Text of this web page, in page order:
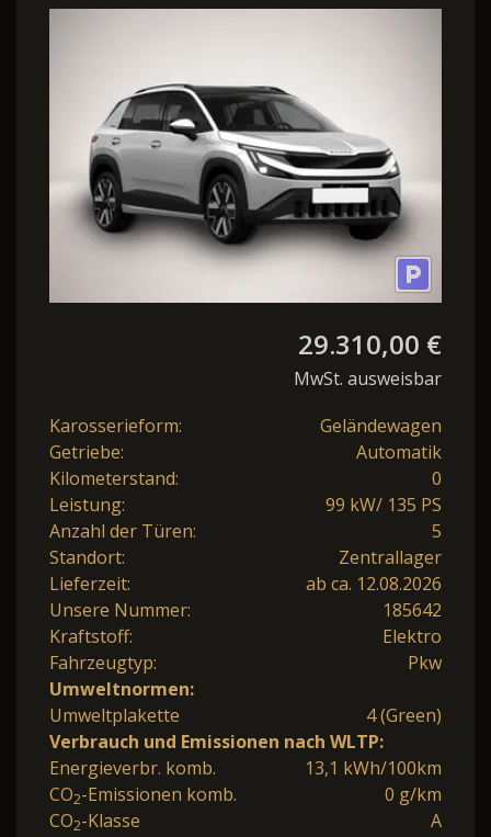
Essence 99KW
Bestellba.
29.310,00 €
MwSt. ausweisbar
Karosserieform:
Geländewagen
Getriebe:
Automatik
Kilometerstand:
0
Leistung:
99 kW/ 135 PS
Anzahl der Türen:
5
Standort:
Zentrallager
Lieferzeit:
ab ca. 12.08.2026
Unsere Nummer:
185642
Kraftstoff:
Elektro
Fahrzeugtyp:
Pkw
Umweltnormen:
Umweltplakette
4 (Green)
Verbrauch und Emissionen nach WLTP:
Energieverbr. komb.
13,1 kWh/100km
CO2-Emissionen komb.
0 g/km
CO2-Klasse A